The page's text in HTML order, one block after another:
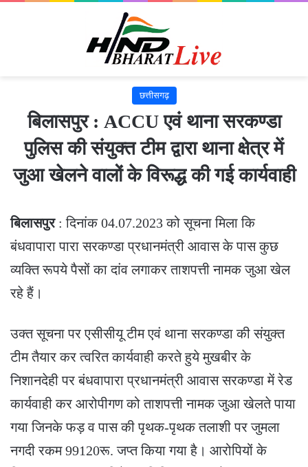
छत्तीसगढ़
बिलासपुर : ACCU एवं थाना सरकण्डा
पुलिस की संयुक्त टीम द्वारा थाना क्षेत्र में
जुआ खेलने वालों के विरूद्ध की गई कार्यवाही
बिलासपुर: दिनांक 04.07.2023 को सूचना मिला कि
बंधवापारा पारा सरकण्डा प्रधानमंत्री आवास के पास कुछ
व्यक्ति रूपये पैसों का दांव लगाकर ताशपत्ती नामक जुआ खेल
रहे हैं।
उक्त सूचना पर एसीसीयू टीम एवं थाना सरकण्डा की संयुक्त
टीम तैयार कर त्वरित कार्यवाही करते हुये मुखबीर के
निशानदेही पर बंधवापारा प्रधानमंत्री आवास सरकण्डा में रेड
कार्यवाही कर आरोपीगण को ताशपत्ती नामक जुआ खेलते पाया
गया जिनके फड़ व पास की पृथक-पृथक तलाशी पर जुमला
नगदी रकम 99120रू. जप्त किया गया है। आरोपियों के